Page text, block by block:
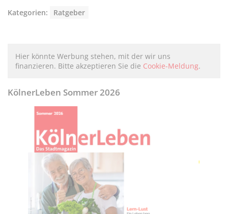
Kategorien: Ratgeber
Hier könnte Werbung stehen, mit der wir uns
finanzieren. Bitte akzeptieren Sie die Cookie-Meldung.
KölnerLeben Sommer 2026